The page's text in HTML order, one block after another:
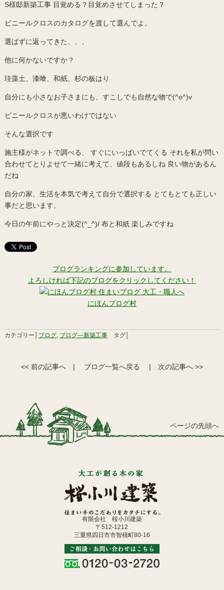
S様邸新築工事 目覚める？目覚めさせてしまった？
ビニールクロスのカタログを渡して選んでよ。
選ばずに返ってきた、、、
他に何かないですか？
珪藻土、漆喰、和紙、杉の板はり
自分にも小さなお子さまにも、すこしでも自然な物で(^o^)v
ビニールクロスが悪いわけではない
そんな選択です
施主様がネットで調べる、 すぐにいっぱいでてくる それを私が問い
合わせてとりよせて一緒に考えて、値段もあるしね 良い物があるん
だね
自分の家、生活を本気で考えて自分で選択する とてもとても正しい
事だと思います。
今日の午前にやっと決定(^_^)/ 布と和紙 楽しみですね
ブログランキングに参加しています。
よろしければ下記のブログをクリックしてください！
にほんブログ村
カテゴリー│ ブログ, ブログ―新築工事タグ│
<< 前の記事へ | ブログ一覧へ戻る | 次の記事へ >>
ページの先頭へ
有限会社 桜小川建築
〒512-1212
三重県四日市市智積町80-16